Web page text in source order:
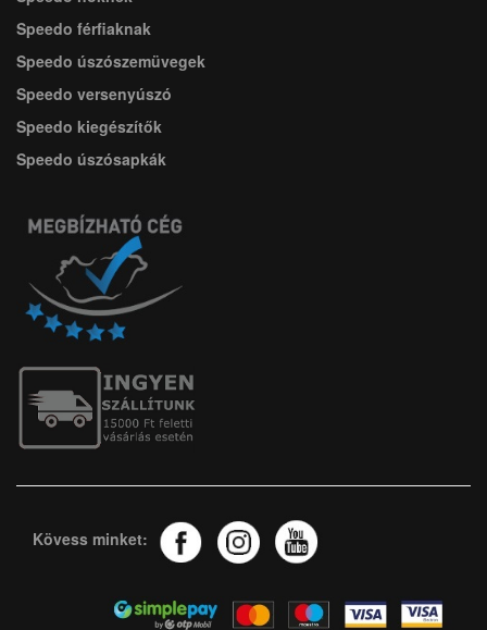
Speedo férfiaknak
Speedo úszószemüvegek
Speedo versenyúszó
Speedo kiegészítők
Speedo úszósapkák
Kövess minket: